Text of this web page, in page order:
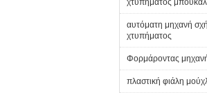
χτυπήματος
αυτόματη μηχανή
χτυπήματος
Φορμάροντας
πλαστική φιάλη